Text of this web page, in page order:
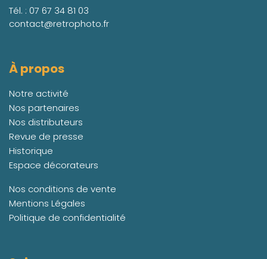
Tél. : 07 67 34 81 03
contact@retrophoto.fr
À propos
Notre activité
Nos partenaires
Nos distributeurs
Revue de presse
Historique
Espace décorateurs
Nos conditions de vente
Mentions Légales
Politique de confidentialité